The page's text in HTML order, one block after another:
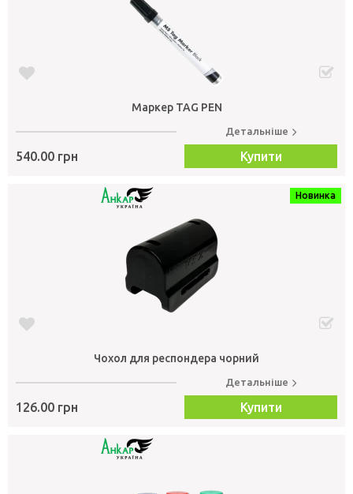
Маркер TAG PEN
540.00 грн
Детальніше
Купити
Новинка
Чохол для респондера чорний
126.00 грн
Детальніше
Купити